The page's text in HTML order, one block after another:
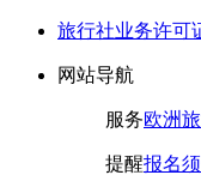
旅行社业务许可
网站导航
服务欧洲
提醒报名